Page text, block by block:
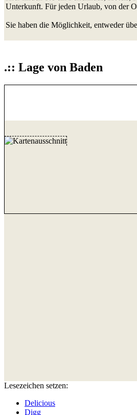
Unterkunft. Für jeden Urlaub, von der
Sie haben die Möglichkeit, entweder
.:: Lage von Baden
Lesezeichen setzen:
Delicious
Digg